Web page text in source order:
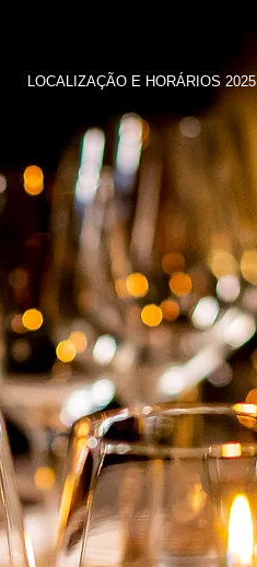
LOCALIZAÇÃO E HORÁRIOS 2025